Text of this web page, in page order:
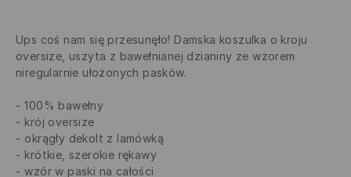
Ups coś nam się przesunęło! Damska koszulka o kroju
oversize, uszyta z bawełnianej dzianiny ze wzorem
niregularnie ułożonych pasków.
100% bawełny
krój oversize
okrągły dekolt z lamówką
krótkie, szerokie rękawy
wzór w paski na całości